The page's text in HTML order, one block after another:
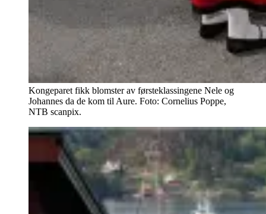
Kongeparet fikk blomster av førsteklassingene Nele og
Johannes da de kom til Aure. Foto: Cornelius Poppe,
NTB scanpix.